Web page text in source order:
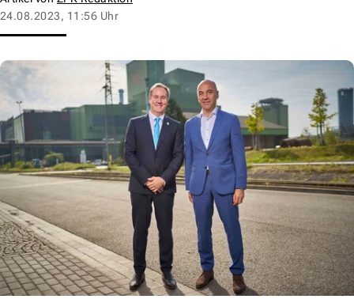
24.08.2023, 11:56 Uhr